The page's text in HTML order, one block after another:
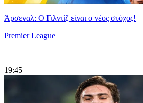
Άρσεναλ: Ο Γιλντίζ είναι ο νέος στόχος!
Premier League
|
19:45